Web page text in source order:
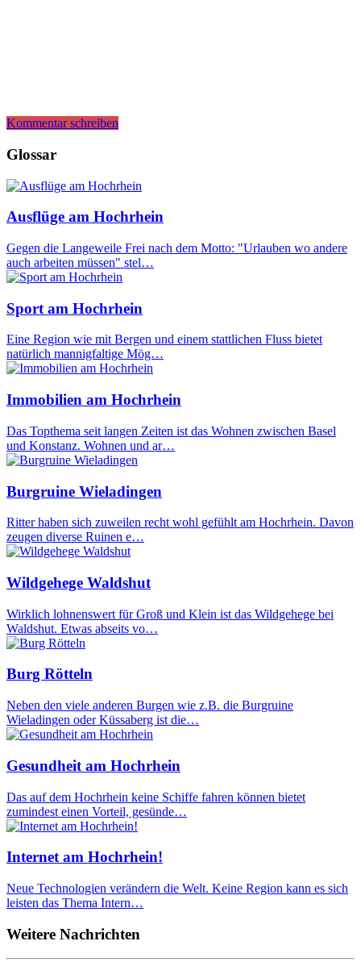
Kommentar schreiben
Glossar
Ausflüge am Hochrhein
Gegen die Langeweile Frei nach dem Motto: "Urlauben wo andere
auch arbeiten müssen" stel…
Sport am Hochrhein
Eine Region wie mit Bergen und einem stattlichen Fluss bietet
natürlich mannigfaltige Mög…
Immobilien am Hochrhein
Das Topthema seit langen Zeiten ist das Wohnen zwischen Basel
und Konstanz. Wohnen und ar…
Burgruine Wieladingen
Ritter haben sich zuweilen recht wohl gefühlt am Hochrhein. Davon
zeugen diverse Ruinen e…
Wildgehege Waldshut
Wirklich lohnenswert für Groß und Klein ist das Wildgehege bei
Waldshut. Etwas abseits vo…
Burg Rötteln
Neben den viele anderen Burgen wie z.B. die Burgruine
Wieladingen oder Küssaberg ist die…
Gesundheit am Hochrhein
Das auf dem Hochrhein keine Schiffe fahren können bietet
zumindest einen Vorteil, gesünde…
Internet am Hochrhein!
Neue Technologien verändern die Welt. Keine Region kann es sich
leisten das Thema Intern…
Weitere Nachrichten